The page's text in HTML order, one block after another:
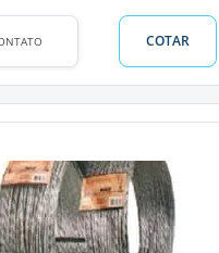
COTAR